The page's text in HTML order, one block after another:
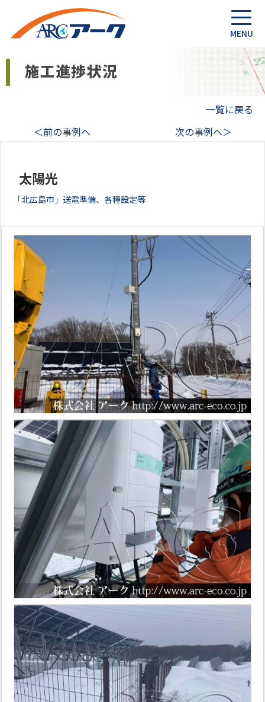
一覧に戻る
＜前の事例へ
次の事例へ＞
太陽光
「北広島市」送電準備、各種設定等